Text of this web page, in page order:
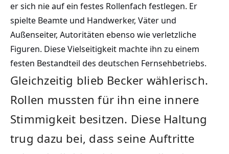
er sich nie auf ein festes Rollenfach festlegen. Er
spielte Beamte und Handwerker, Väter und
Außenseiter, Autoritäten ebenso wie verletzliche
Figuren. Diese Vielseitigkeit machte ihn zu einem
festen Bestandteil des deutschen Fernsehbetriebs.
Gleichzeitig blieb Becker wählerisch.
Rollen mussten für ihn eine innere
Stimmigkeit besitzen. Diese Haltung
trug dazu bei, dass seine Auftritte